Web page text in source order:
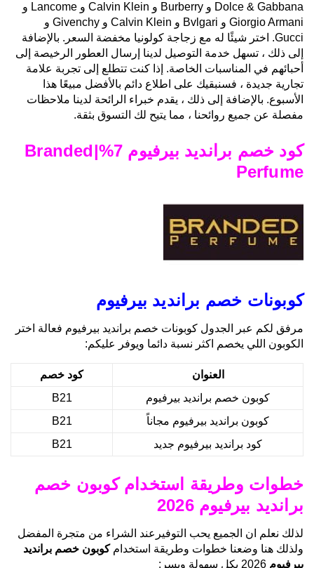
Dolce & Gabbana و Burberry و Calvin Klein و Lancome و
Giorgio Armani و Bvlgari و Calvin Klein و Givenchy و
Gucci. اختر شيئًا له مع زجاجة كولونيا مخفضة السعر. بالإضافة
إلى ذلك ، تسهل خدمة التوصيل لدينا إرسال العطور الرخيصة إلى
أحبائهم في المناسبات الخاصة. إذا كنت تتطلع إلى تجربة علامة
تجارية جديدة ، فسنبقيك على اطلاع دائم بالأفضل مبيعًا هذا
الأسبوع. بالإضافة إلى ذلك ، يقدم خبراء الرائحة لدينا ملاحظات
مفصلة عن جميع روائحنا ، مما يتيح لك التسوق بثقة.
كود خصم برانديد بيرفيوم 7%|Branded
Perfume
كوبونات خصم برانديد بيرفيوم
مرفق لكم عبر الجدول كوبونات خصم برانديد بيرفيوم فعالة اختر
الكوبون اللي يخصم اكثر نسبة دائما ويوفر عليكم:
العنوان
كود خصم
كوبون خصم برانديد بيرفيوم
B21
كوبون برانديد بيرفيوم مجاناً
B21
كود برانديد بيرفيوم جديد
B21
خطوات وطريقة استخدام كوبون خصم
برانديد بيرفيوم 2026
لذلك نعلم ان الجميع يحب التوفيرعند الشراء من متجرة المفضل
ولذلك هنا وضعنا خطوات وطريقة استخدام كوبون خصم برانديد
بيرفيوم